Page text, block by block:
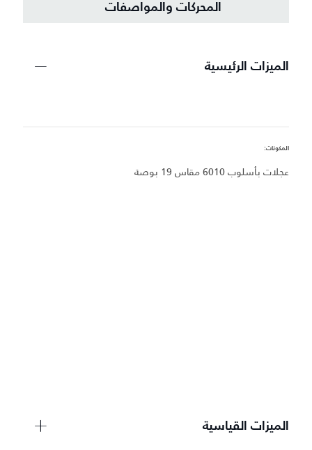
المحركات والمواصفات
الميزات الرئيسية
المكونات:
عجلات بأسلوب 6010 مقاس 19 بوصة
الميزات القياسية